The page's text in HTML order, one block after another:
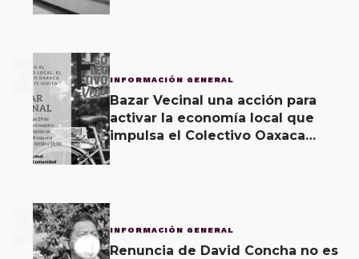
2 INFORMACIÓN GENERAL
Bazar Vecinal una acción para
activar la economía local que
impulsa el Colectivo Oaxaca
3 INFORMACIÓN GENERAL
Renuncia de David Concha no es